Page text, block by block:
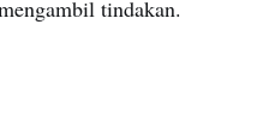
tindakan.